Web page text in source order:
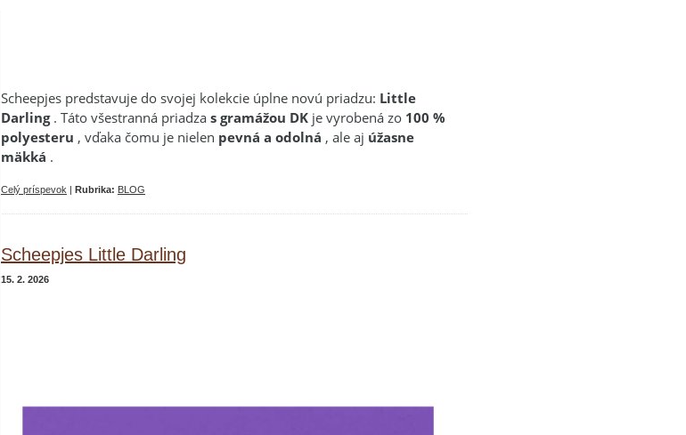
Scheepjes predstavuje do svojej kolekcie úplne novú priadzu: Little
Darling. Táto všestranná priadza s gramážou DK je vyrobená zo 100 %
polyesteru , vďaka čomu je nielen pevná a odolná , ale aj úžasne
mäkká .
Celý príspevok Rubrika: BLOG
Scheepjes Little Darling
15. 2. 2026